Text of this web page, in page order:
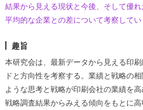
結果から見える現状と今後、そして優
平均的な企業との差について考察してい
趣旨
本研究会は、最新データから見える印
ドと方向性を考察する。業績と戦略の
ような思考と戦略が印刷会社の業績を
戦略調査結果からみえる傾向をもとに